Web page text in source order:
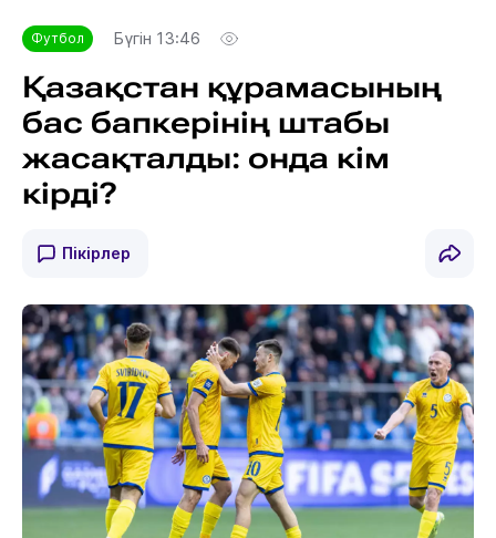
Футбол Бүгін 13:46
Қазақстан құрамасының
бас бапкерінің штабы
жасақталды: онда кім
кірді?
Пікірлер